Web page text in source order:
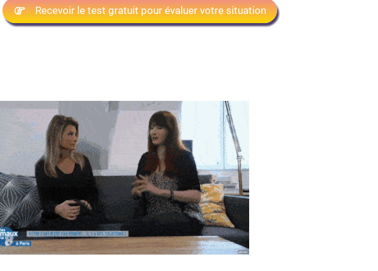
Recevoir le test gratuit pour évaluer votre situation